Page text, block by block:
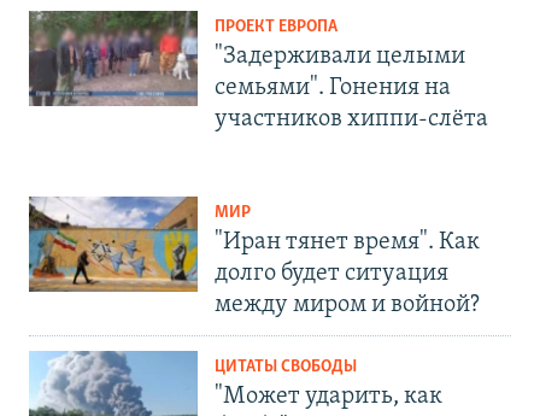
ПРОЕКТ ЕВРОПА
"Задерживали целыми
семьями". Гонения на
участников хиппи-слёта
МИР
"Иран тянет время". Как
долго будет ситуация
между миром и войной?
ЦИТАТЫ СВОБОДЫ
"Может ударить, как